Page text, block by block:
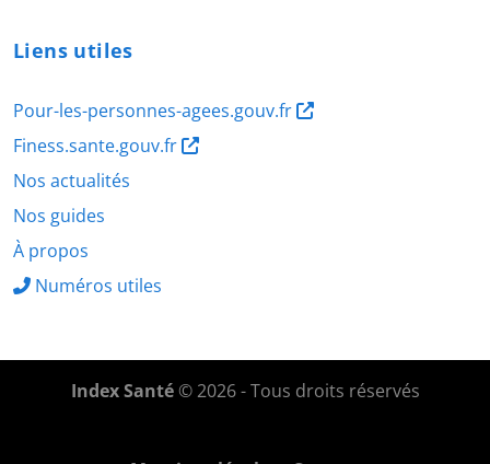
Liens utiles
Pour-les-personnes-agees.gouv.fr
Finess.sante.gouv.fr
Nos actualités
Nos guides
À propos
Numéros utiles
Index Santé© 2026 - Tous droits réservés